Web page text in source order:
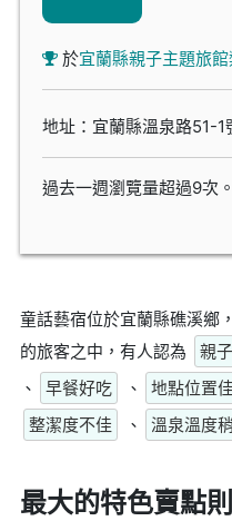
於宜蘭縣親子主題旅
地址：宜蘭縣溫泉路51-1
過去一週瀏覽量超過9次。
童話藝宿位於宜蘭縣礁溪鄉
的旅客之中，有人認為
親
、
早餐好吃 、 地點位置佳
整潔度不佳
、 溫泉溫度
最大的特色賣點